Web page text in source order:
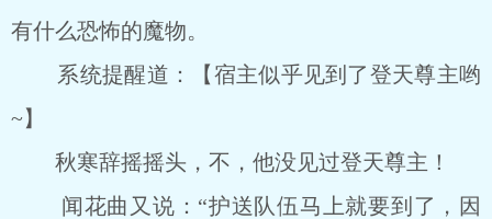
有什么恐怖的魔物。
系统提醒道：【宿主似乎见到了登天尊主哟
~】
秋寒辞摇摇头，不，他没见过登天尊主！
闻花曲又说：“护送队伍马上就要到了，因